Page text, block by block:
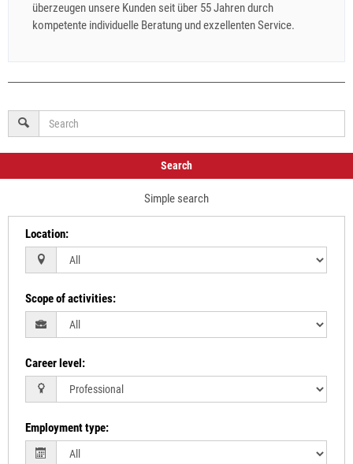
überzeugen unsere Kunden seit über 55 Jahren durch
kompetente individuelle Beratung und exzellenten Service.
Search
Simple search
Location:
Scope of activities:
Career level:
Employment type: